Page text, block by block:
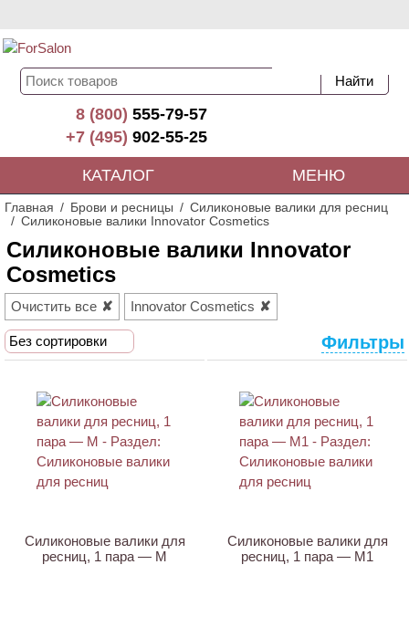
8 (800)555-79-57
+7 (495)902-55-25
КАТАЛОГ МЕНЮ
Главная Брови и ресницы
Силиконовые валики для ресниц
Силиконовые валики Innovator Cosmetics
Силиконовые валики Innovator
Cosmetics
Очистить все Innovator Cosmetics
Без сортировки Фильтры
Силиконовые валики для
ресниц, 1 пара — M
Силиконовые валики для
ресниц, 1 пара — M1